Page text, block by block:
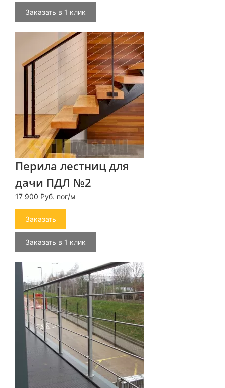
Заказать в 1 клик
Перила лестниц для
дачи ПДЛ №2
17 900 Руб. пог/м
Заказать
Заказать в 1 клик